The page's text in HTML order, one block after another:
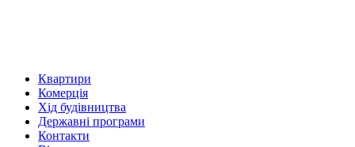
Квартири
Комерція
Хід будівництва
Державні програми
Контакти